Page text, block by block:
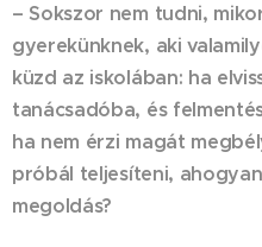
– Sokszor nem tudni,
gyerekünknek, aki
küzd az iskolában: ha
tanácsadóba, és
ha nem érzi magát
próbál teljesíteni,
megoldás?